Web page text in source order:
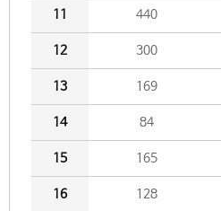
11 440
12 300
13 169
14 84
15 165
16 128